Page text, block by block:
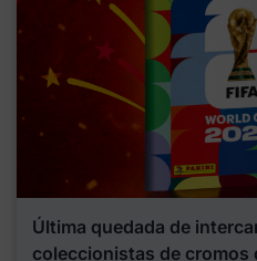
Última quedada de
coleccionistas de cromos